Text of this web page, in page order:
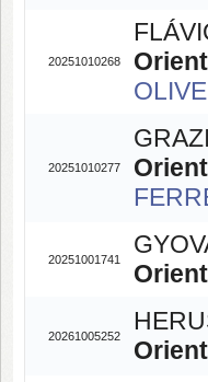
20251010268
20251010277
20251001741
20261005252